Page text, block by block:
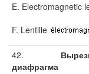
E. Electromagnetic
F. Lentille
42.
диафрагма